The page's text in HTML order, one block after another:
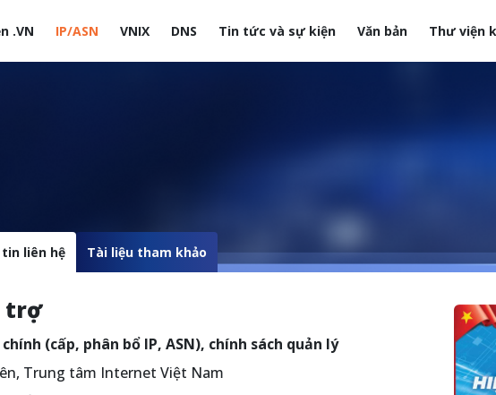
.VN IP/ASN VNIX DNS Tin tức và sự kiện Văn bản Thư viện
liên hệ Tài liệu tham khảo
trợ
(cấp, phân bổ IP, ASN), chính sách quản lý
Trung tâm Internet Việt Nam